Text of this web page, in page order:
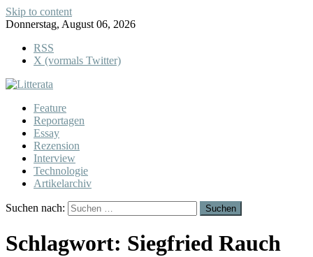
Skip to content
Donnerstag, August 06, 2026
RSS
X (vormals Twitter)
Feature
Reportagen
Essay
Rezension
Interview
Technologie
Artikelarchiv
Suchen nach:
Schlagwort: Siegfried Rauch